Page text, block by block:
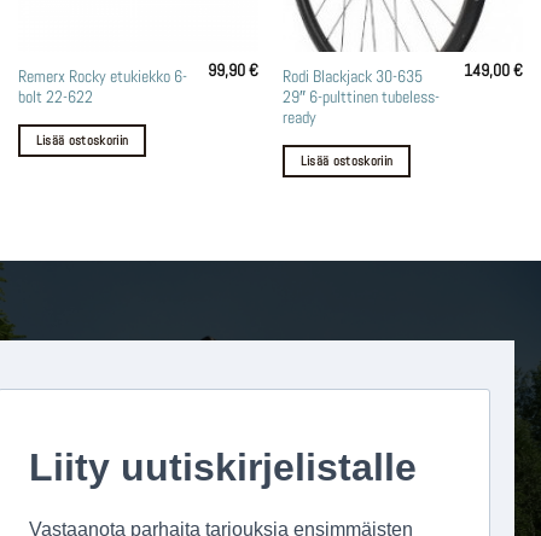
Remerx Rocky etukiekko 6-
bolt 22-622
99,90€
Lisää ostoskoriin
Rodi Blackjack 30-635
29″ 6-pulttinen tubeless-
ready
149,00€
Lisää ostoskoriin